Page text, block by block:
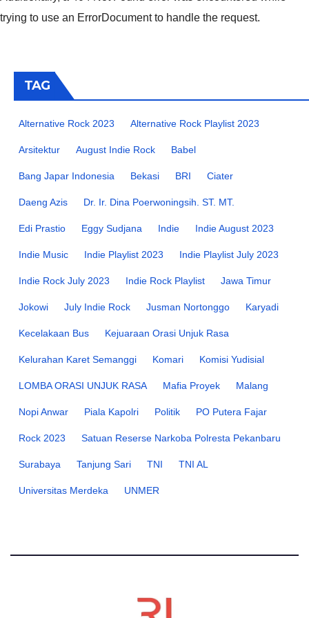
trying to use an ErrorDocument to handle the request.
TAG
Alternative Rock 2023 Alternative Rock Playlist 2023
Arsitektur August Indie Rock Babel
Bang Japar Indonesia Bekasi BRI Ciater
Daeng Azis Dr. Ir. Dina Poerwoningsih. ST. MT.
Edi Prastio Eggy Sudjana Indie Indie August 2023
Indie Music Indie Playlist 2023 Indie Playlist July 2023
Indie Rock July 2023 Indie Rock Playlist Jawa Timur
Jokowi July Indie Rock Jusman Nortonggo Karyadi
Kecelakaan Bus Kejuaraan Orasi Unjuk Rasa
Kelurahan Karet Semanggi Komari Komisi Yudisial
LOMBA ORASI UNJUK RASA Mafia Proyek Malang
Nopi Anwar Piala Kapolri Politik PO Putera Fajar
Rock 2023 Satuan Reserse Narkoba Polresta Pekanbaru
Surabaya Tanjung Sari TNI TNI AL
Universitas Merdeka UNMER